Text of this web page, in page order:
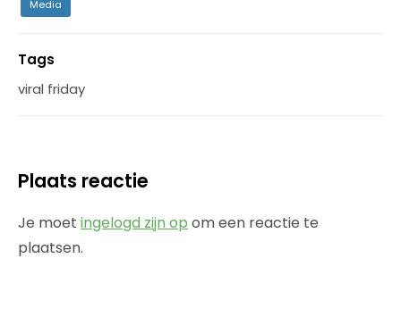
Media
Tags
viral friday
Plaats reactie
Je moet ingelogd zijn op om een reactie te
plaatsen.